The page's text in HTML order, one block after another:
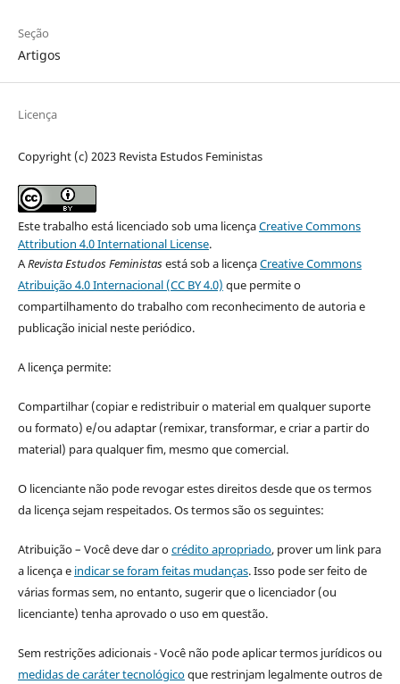
Seção
Artigos
Licença
Copyright (c) 2023 Revista Estudos Feministas
Este trabalho está licenciado sob uma licençaCreative Commons
Attribution 4.0 International License.
ARevista Estudos Feministasestá sob a licençaCreative Commons
Atribuição 4.0 Internacional (CC BY 4.0) que permite o
compartilhamento do trabalho com reconhecimento de autoria e
publicação inicial neste periódico.
A licença permite:
Compartilhar (copiar e redistribuir o material em qualquer suporte
ou formato) e/ou adaptar (remixar, transformar, e criar a partir do
material) para qualquer fim, mesmo que comercial.
O licenciante não pode revogar estes direitos desde que os termos
da licença sejam respeitados. Os termos são os seguintes:
Atribuição – Você deve dar ocrédito apropriado, prover um link para
a licença e indicar se foram feitas mudanças. Isso pode ser feito de
várias formas sem, no entanto, sugerir que o licenciador (ou
licenciante) tenha aprovado o uso em questão.
Sem restrições adicionais - Você não pode aplicar termos jurídicos ou
medidas de caráter tecnológicoque restrinjam legalmente outros de